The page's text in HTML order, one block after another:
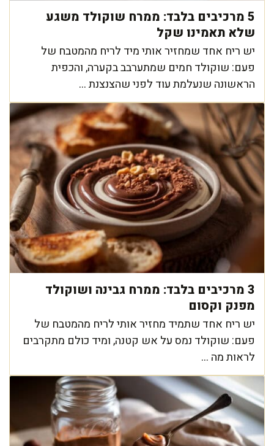
5 מרכיבים בלבד: ממרח שוקולד משגע
שלא תאמינו שקל
יש ריח אחד שמחזיר אותי מיד לריח מהמטבח של
פעם: שוקולד חמים שמתערבב בקערה, והכפית
הראשונה שנעלמת עוד לפני שהצנצנת ...
3 מרכיבים בלבד: ממרח גבינה ושוקולד
מפנק וקסום
יש ריח אחד שתמיד מחזיר אותי לריח מהמטבח של
פעם: שוקולד נמס על אש קטנה, ומיד כולם מתקרבים
לראות מה ...